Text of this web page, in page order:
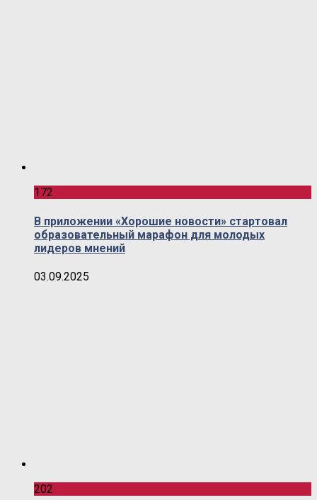
172
В приложении «Хорошие новости» стартовал
образовательный марафон для молодых
лидеров мнений
03.09.2025
202